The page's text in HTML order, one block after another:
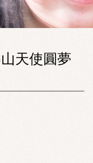
天使圓夢